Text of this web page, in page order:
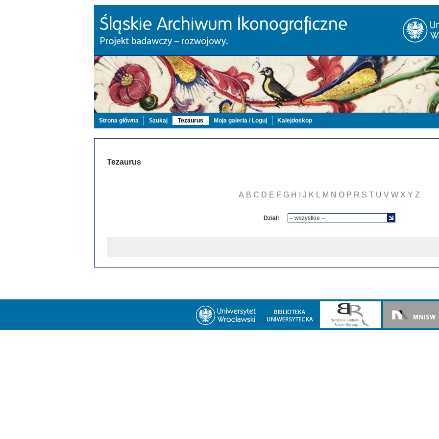
Strona główna Szukaj Tezaurus Moja galeria / Loguj Kalejdoskop
Tezaurus
A B C D E F G H J K L M N O P R S T U V W X Y Z
Dział: